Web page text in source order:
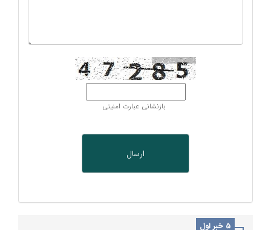
بازنشانی عبارت امنیتی
5 خبر اول